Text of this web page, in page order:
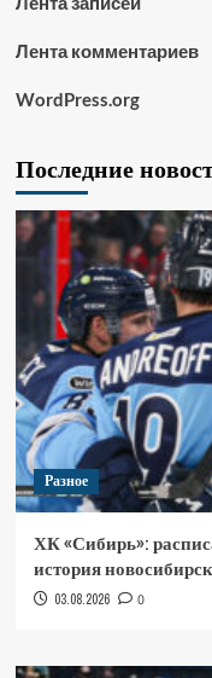
Лента комментариев
WordPress.org
Последние
Разное
ХК «Сибирь»:
история
03.08.2026 0